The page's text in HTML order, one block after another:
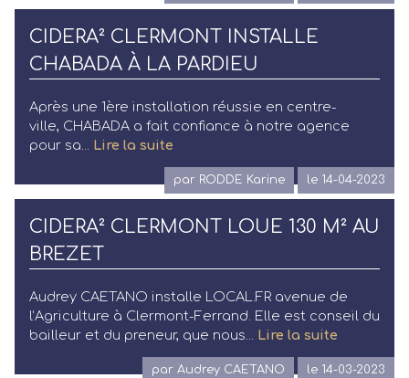
CIDERA² CLERMONT INSTALLE
CHABADA À LA PARDIEU
Après une 1ère installation réussie en centre-
ville, CHABADA a fait confiance à notre agence
pour sa...
Lire la suite
par RODDE Karine le 14-04-2023
CIDERA² CLERMONT LOUE 130 M² AU
BREZET
Audrey CAETANO installe LOCAL.FR avenue de
l’Agriculture à Clermont-Ferrand. Elle est conseil du
bailleur et du preneur, que nous...
Lire la suite
par Audrey CAETANO le 14-03-2023